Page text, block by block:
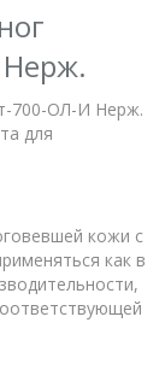
700-ОЛ-И Нерж.
для
кожи с
как в